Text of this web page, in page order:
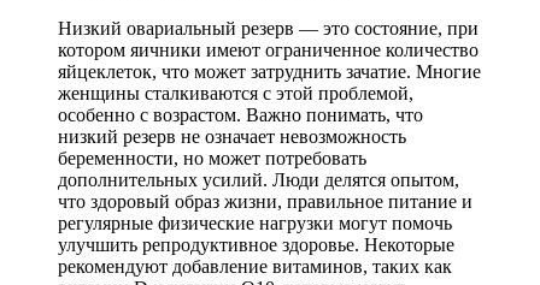
Низкий овариальный резерв — это состояние, при
котором яичники имеют ограниченное количество
яйцеклеток, что может затруднить зачатие. Многие
женщины сталкиваются с этой проблемой,
особенно с возрастом. Важно понимать, что
низкий резерв не означает невозможность
беременности, но может потребовать
дополнительных усилий. Люди делятся опытом,
что здоровый образ жизни, правильное питание и
регулярные физические нагрузки могут помочь
улучшить репродуктивное здоровье. Некоторые
рекомендуют добавление витаминов, таких как